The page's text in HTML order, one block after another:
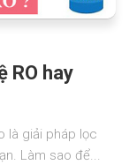
RO hay
là giải pháp lọc
Làm sao để...